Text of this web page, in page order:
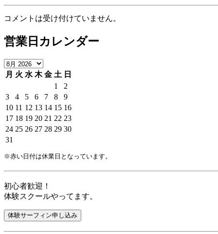
コメントは受け付けていません。
営業日カレンダー
月 火 水 木 金 土 日
1
2
3
4 5 6 7 8
9
10 11 12 13 14 15 16
17 18 19 20 21 22 23
24 25 26 27 28 29 30
31
※赤い日付は休業日となっています。
初心者歓迎！
体験スクールやってます。